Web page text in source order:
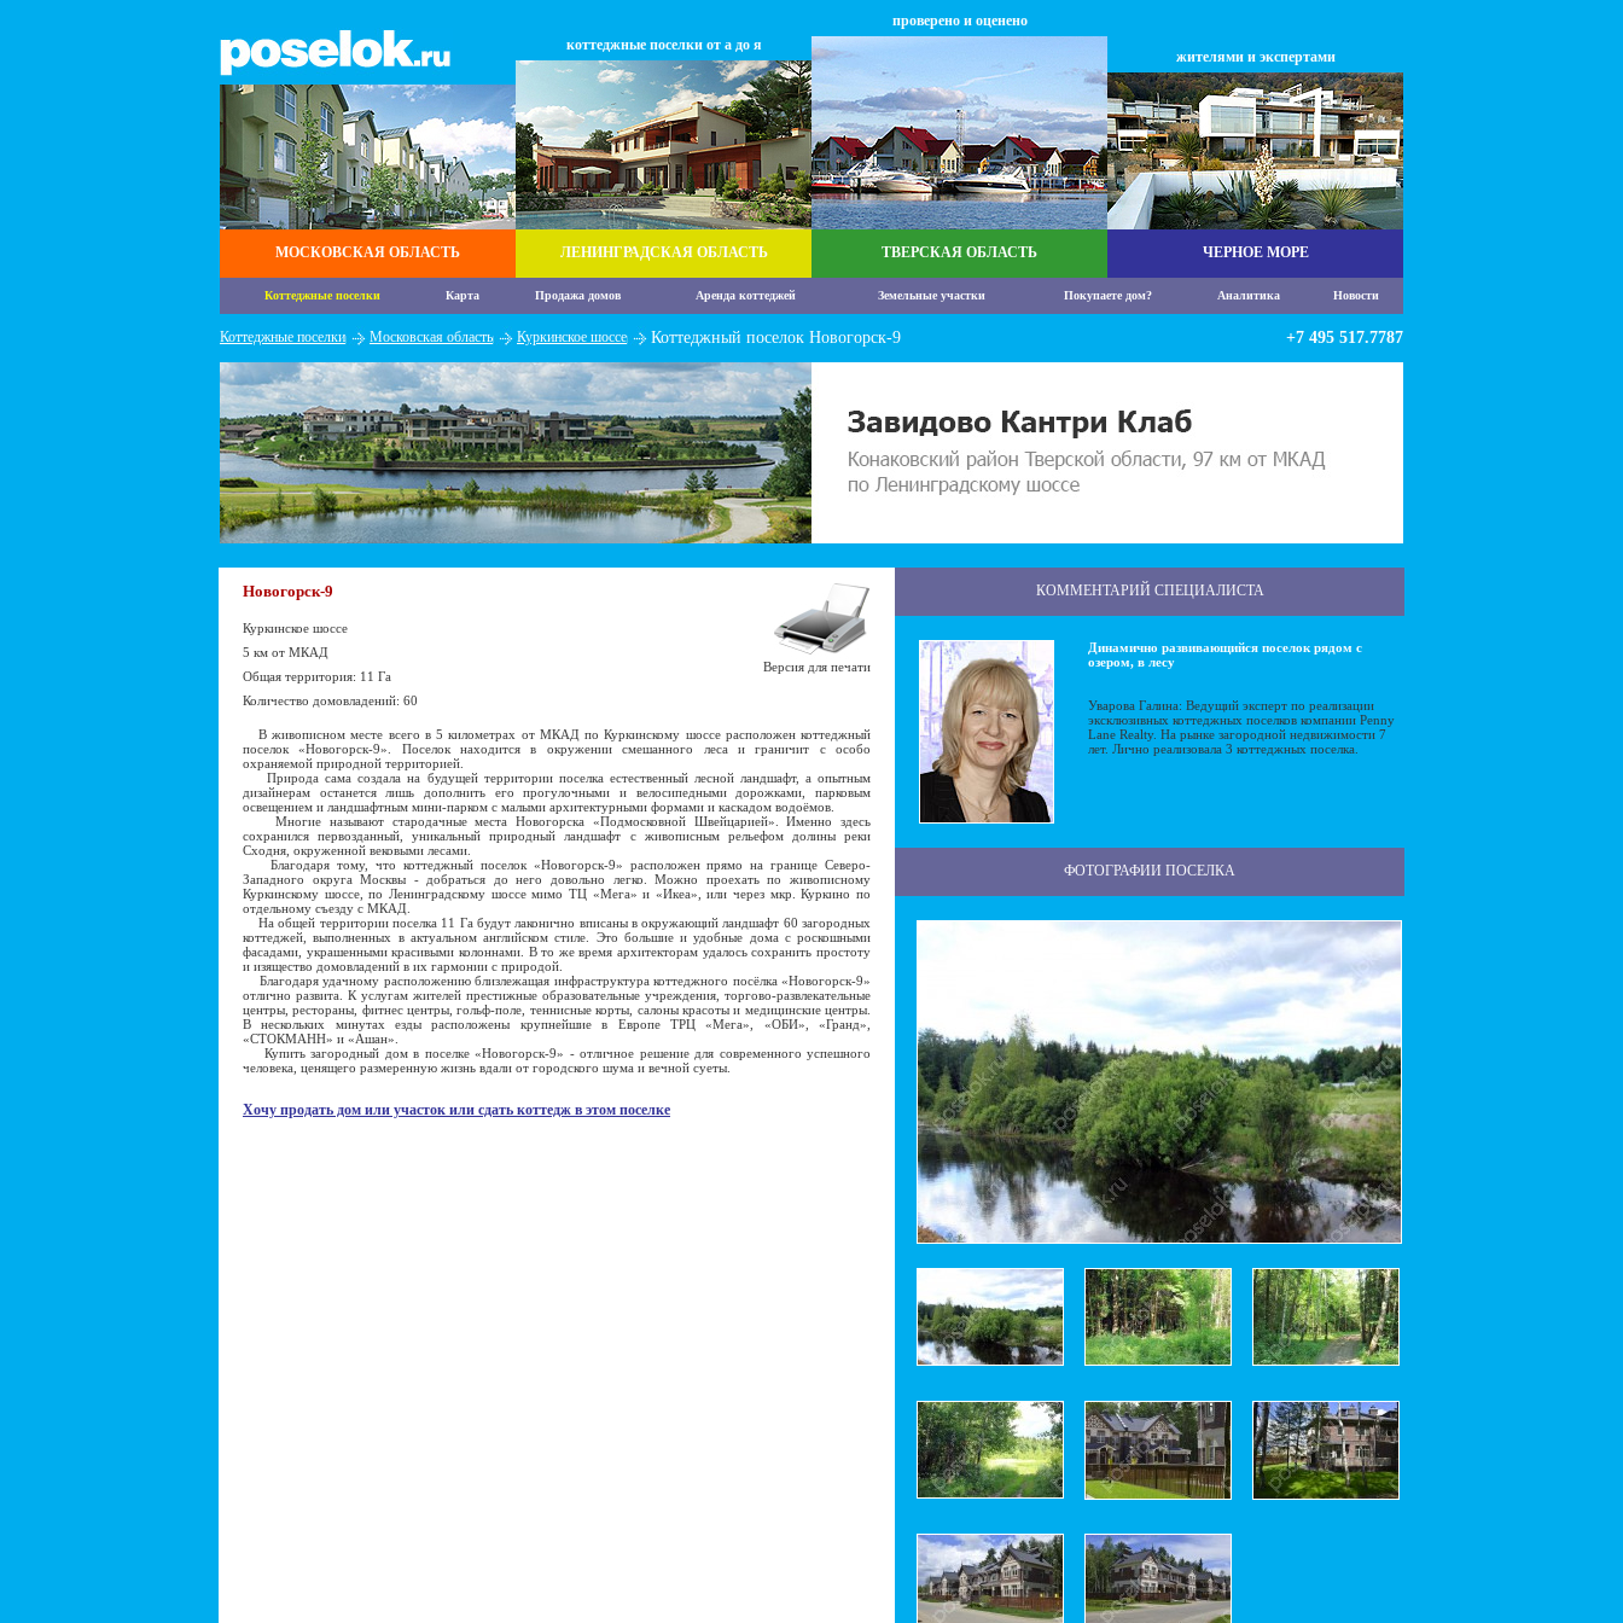
МОСКОВСКАЯ ОБЛАСТЬ
коттеджные поселки от а до я
ЛЕНИНГРАДСКАЯ ОБЛАСТЬ
проверено и оценено
ТВЕРСКАЯ ОБЛАСТЬ
жителями и экспертами
ЧЕРНОЕ МОРЕ
Коттеджные поселки Карта Продажа домов Аренда коттеджей Земельные участки Покупаете дом? Аналитика Новости
Коттеджные поселки Московская область Куркинское шоссе Коттеджный поселок Новогорск-9 +7 495 517.7787
Новогорск-9
Куркинское шоссе
5 км от МКАД
Общая территория: 11 Га
Количество домовладений: 60
Версия для печати
В живописном месте всего в 5 километрах от МКАД по Куркинскому шоссе расположен коттеджный
поселок «Новогорск-9». Поселок находится в окружении смешанного леса и граничит с особо
охраняемой природной территорией.
Природа сама создала на будущей территории поселка естественный лесной ландшафт, а опытным
дизайнерам останется лишь дополнить его прогулочными и велосипедными дорожками, парковым
освещением и ландшафтным мини-парком с малыми архитектурными формами и каскадом водоёмов.
Многие называют стародачные места Новогорска «Подмосковной Швейцарией». Именно здесь
сохранился первозданный, уникальный природный ландшафт с живописным рельефом долины реки
Сходня, окруженной вековыми лесами.
Благодаря тому, что коттеджный поселок «Новогорск-9» расположен прямо на границе Северо-
Западного округа Москвы - добраться до него довольно легко. Можно проехать по живописному
Куркинскому шоссе, по Ленинградскому шоссе мимо ТЦ «Мега» и «Икеа», или через мкр. Куркино по
отдельному съезду с МКАД.
На общей территории поселка 11 Га будут лаконично вписаны в окружающий ландшафт 60 загородных
коттеджей, выполненных в актуальном английском стиле. Это большие и удобные дома с роскошными
фасадами, украшенными красивыми колоннами. В то же время архитекторам удалось сохранить простоту
и изящество домовладений в их гармонии с природой.
Благодаря удачному расположению близлежащая инфраструктура коттеджного посёлка «Новогорск-9»
отлично развита. К услугам жителей престижные образовательные учреждения, торгово-развлекательные
центры, рестораны, фитнес центры, гольф-поле, теннисные корты, салоны красоты и медицинские центры.
В нескольких минутах езды расположены крупнейшие в Европе ТРЦ «Мега», «ОБИ», «Гранд»,
«СТОКМАНН» и «Ашан».
Купить загородный дом в поселке «Новогорск-9» - отличное решение для современного успешного
человека, ценящего размеренную жизнь вдали от городского шума и вечной суеты.
Хочу продать дом или участок или сдать коттедж в этом поселке
КОММЕНТАРИЙ СПЕЦИАЛИСТА
Динамично развивающийся поселок рядом с
озером, в лесу
Уварова Галина: Ведущий эксперт по реализации
эксклюзивных коттеджных поселков компании Penny
Lane Realty. На рынке загородной недвижимости 7
лет. Лично реализовала 3 коттеджных поселка.
ФОТОГРАФИИ ПОСЕЛКА